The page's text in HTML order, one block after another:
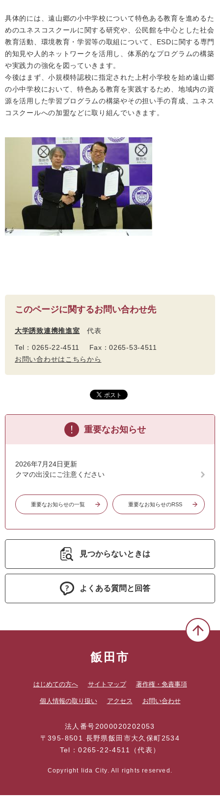
具体的には、遠山郷の小中学校について特色ある教育を進めるた
めのユネスコスクールに関する研究や、公民館を中心とした社会
教育活動、環境教育・学習等の取組について、ESDに関する専門
的知見や人的ネットワークを活用し、体系的なプログラムの構築
や実践力の強化を図っていきます。
今後はまず、小規模特認校に指定された上村小学校を始め遠山郷
の小中学校において、特色ある教育を実践するため、地域内の資
源を活用した学習プログラムの構築やその担い手の育成、ユネス
コスクールへの加盟などに取り組んでいきます。
このページに関するお問い合わせ先
大学誘致連携推進室 代表
Tel：0265-22-4511 Fax：0265-53-4511
お問い合わせはこちらから
重要なお知らせ
2026年7月24日更新
クマの出没にご注意ください
重要なお知らせの一覧 重要なお知らせのRSS
見つからないときは
よくある質問と回答
飯田市
はじめての方へ サイトマップ 著作権・免責事項
個人情報の取り扱い アクセス お問い合わせ
法人番号2000020202053
〒395-8501 長野県飯田市大久保町2534
Tel：0265-22-4511（代表）
Copyright Iida City. All rights reserved.